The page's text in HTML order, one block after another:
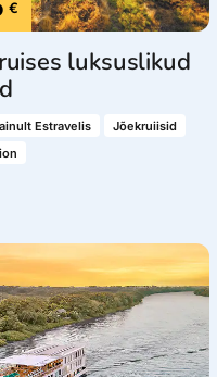
€
luksuslikud
ainult Estravelis
Jõekruiisid